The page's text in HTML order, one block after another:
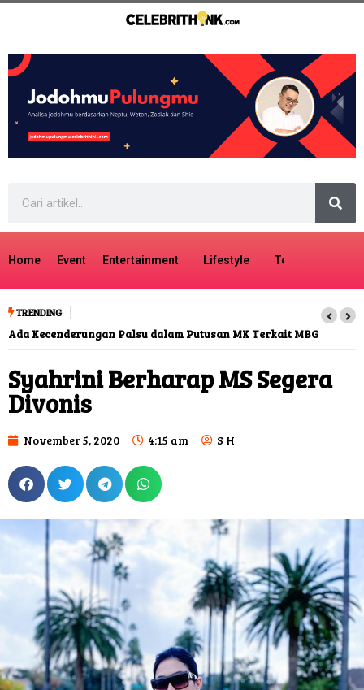
Home Event Entertainment Lifestyle Tech
TRENDING
Ada Kecenderungan Palsu dalam Putusan MK Terkait MBG
Syahrini Berharap MS Segera
Divonis
November 5, 2020 4:15 am S H